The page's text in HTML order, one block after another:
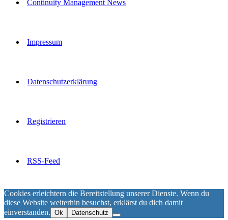
Continuity Management News
Impressum
Datenschutzerklärung
Registrieren
RSS-Feed
Cookies erleichtern die Bereitstellung unserer Dienste. Wenn du
diese Website weiterhin besuchst, erklärst du dich damit
einverstanden. Ok Datenschutz